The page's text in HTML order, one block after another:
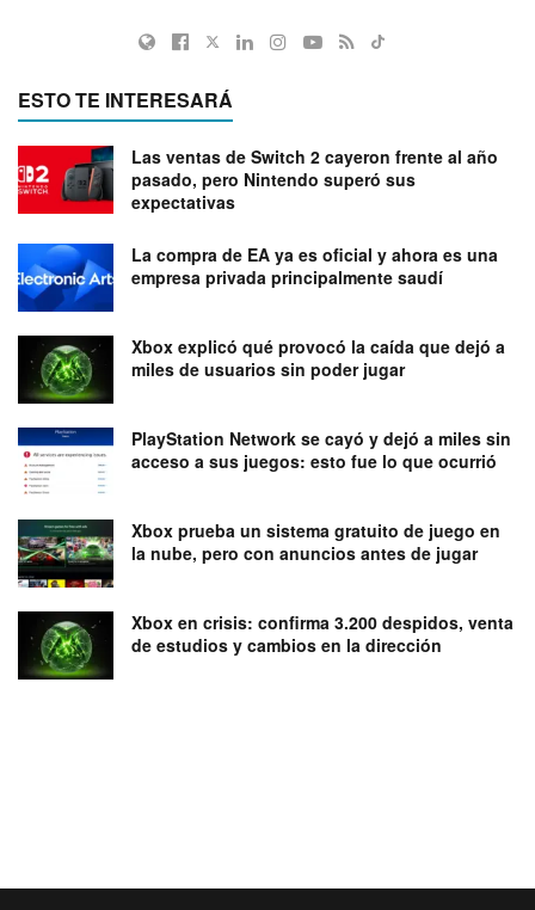
ESTO TE INTERESARÁ
Las ventas de Switch 2 cayeron frente al año
pasado, pero Nintendo superó sus
expectativas
La compra de EA ya es oficial y ahora es una
empresa privada principalmente saudí
Xbox explicó qué provocó la caída que dejó a
miles de usuarios sin poder jugar
PlayStation Network se cayó y dejó a miles sin
acceso a sus juegos: esto fue lo que ocurrió
Xbox prueba un sistema gratuito de juego en
la nube, pero con anuncios antes de jugar
Xbox en crisis: confirma 3.200 despidos, venta
de estudios y cambios en la dirección